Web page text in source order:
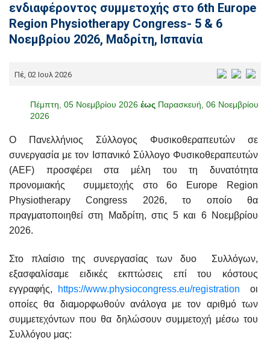
ενδιαφέροντος συμμετοχής στο 6th Europe
Region Physiotherapy Congress- 5 & 6
Νοεμβρίου 2026, Μαδρίτη, Ισπανία
Πέ, 02 Ιουλ 2026
Πέμπτη, 05 Νοεμβρίου 2026 έως Παρασκευή, 06 Νοεμβρίου
2026
Ο Πανελλήνιος Σύλλογος Φυσικοθεραπευτών σε
συνεργασία με τον Ισπανικό Σύλλογο Φυσικοθεραπευτών
(AEF) προσφέρει στα μέλη του τη δυνατότητα
προνομιακής συμμετοχής στο 6ο Europe Region
Physiotherapy Congress 2026, το οποίο θα
πραγματοποιηθεί στη Μαδρίτη, στις 5 και 6 Νοεμβρίου
2026.
Στο πλαίσιο της συνεργασίας των δυο Συλλόγων,
εξασφαλίσαμε ειδικές εκπτώσεις επί του κόστους
εγγραφής,
https://www.physiocongress.eu/registration οι
οποίες θα διαμορφωθούν ανάλογα με τον αριθμό των
συμμετεχόντων που θα δηλώσουν συμμετοχή μέσω του
Συλλόγου μας: